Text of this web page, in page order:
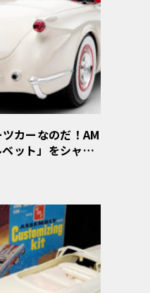
カーなのだ！AM
ット」をシャー